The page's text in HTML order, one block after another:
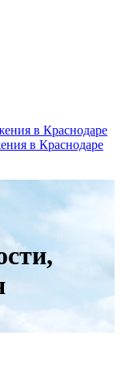
в Краснодаре
в Краснодаре